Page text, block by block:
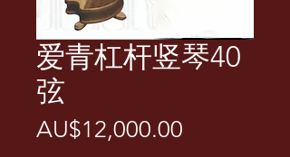
爱青杠杆竖琴40
弦
AU$12,000.00